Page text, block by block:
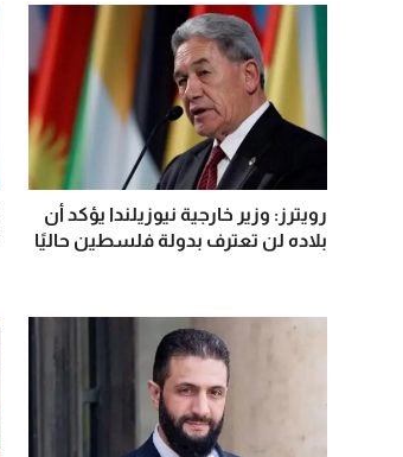
رويترز: وزير خارجية نيوزيلندا يؤكد أن
بلاده لن تعترف بدولة فلسطين حاليًا